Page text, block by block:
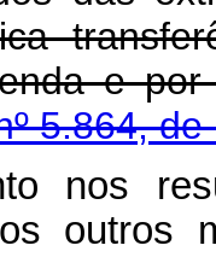
5.864,
nos